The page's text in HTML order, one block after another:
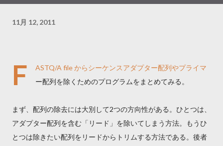
11月 12, 2011
F
ASTQ/A file からシーケンスアダプター配列やプライマ
ー配列を除くためのプログラムをまとめてみる。
まず、配列の除去には大別して2つの方向性がある。ひとつは、
アダプター配列を含む「リード」を除いてしまう方法。もうひ
とつは除きたい配列をリードからトリムする方法である。後者